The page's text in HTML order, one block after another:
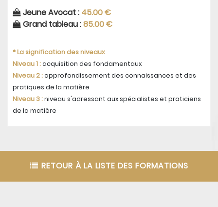
Jeune Avocat : 45.00 €
Grand tableau :85.00 €
* La signification des niveaux
Niveau 1 :acquisition des fondamentaux
Niveau 2 :approfondissement des connaissances et des
pratiques de la matière
Niveau 3 :niveau s'adressant aux spécialistes et praticiens
de la matière
RETOUR À LA LISTE DES FORMATIONS